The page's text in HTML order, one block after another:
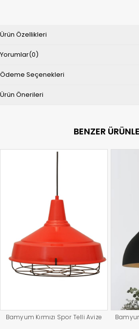
Ürün Özellikleri
Yorumlar(0)
Ödeme Seçenekleri
Ürün Önerileri
BENZER
Bamyum Kırmızı Spor Telli Avize